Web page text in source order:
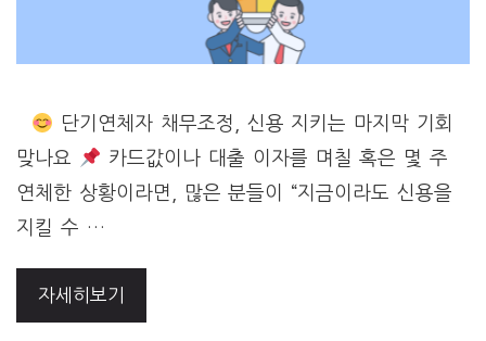
단기연체자 채무조정, 신용 지키는 마지막 기회
맞나요
카드값이나 대출 이자를 며칠 혹은 몇 주
연체한 상황이라면, 많은 분들이 “지금이라도 신용을
지킬 수 …
자세히보기